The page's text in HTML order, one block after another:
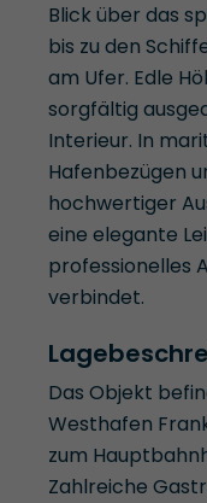
Blick über das
bis zu den
am Ufer. Edle
sorgfältig
Interieur. In
Hafenbezügen
hochwertiger
eine elegante
professionelles
verbindet.
Das Objekt
Westhafen
zum
Zahlreiche